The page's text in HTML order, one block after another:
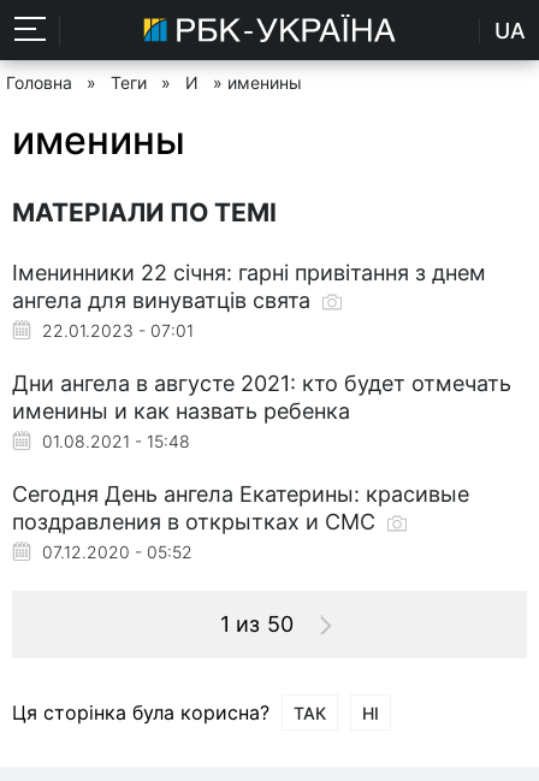
UA
Головна » Теги » И » именины
именины
МАТЕРІАЛИ ПО ТЕМІ
Іменинники 22 січня: гарні привітання з днем
ангела для винуватців свята
22.01.2023 - 07:01
Дни ангела в августе 2021: кто будет отмечать
именины и как назвать ребенка
01.08.2021 - 15:48
Сегодня День ангела Екатерины: красивые
поздравления в открытках и СМС
07.12.2020 - 05:52
1 из 50
Ця сторінка була корисна? ТАК НІ